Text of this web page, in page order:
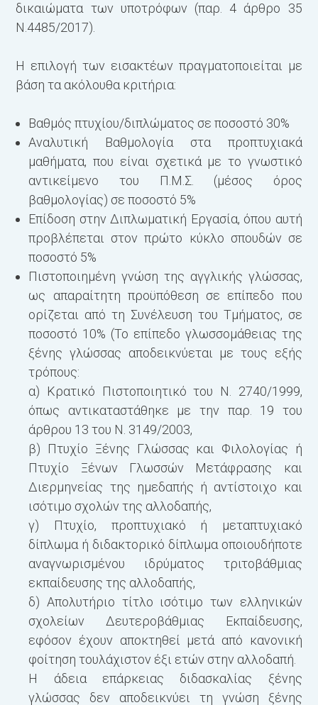
δικαιώματα των υποτρόφων (παρ. 4 άρθρο 35
Ν.4485/2017).
Η επιλογή των εισακτέων πραγματοποιείται με
βάση τα ακόλουθα κριτήρια:
Βαθμός πτυχίου/διπλώματος σε ποσοστό 30%
Αναλυτική Βαθμολογία στα προπτυχιακά
μαθήματα, που είναι σχετικά με το γνωστικό
αντικείμενο του Π.Μ.Σ. (μέσος όρος
βαθμολογίας) σε ποσοστό 5%
Επίδοση στην Διπλωματική Εργασία, όπου αυτή
προβλέπεται στον πρώτο κύκλο σπουδών σε
ποσοστό 5%
Πιστοποιημένη γνώση της αγγλικής γλώσσας,
ως απαραίτητη προϋπόθεση σε επίπεδο που
ορίζεται από τη Συνέλευση του Τμήματος, σε
ποσοστό 10% (Το επίπεδο γλωσσομάθειας της
ξένης γλώσσας αποδεικνύεται με τους εξής
τρόπους:
α) Κρατικό Πιστοποιητικό του Ν. 2740/1999,
όπως αντικαταστάθηκε με την παρ. 19 του
άρθρου 13 του Ν. 3149/2003,
β) Πτυχίο Ξένης Γλώσσας και Φιλολογίας ή
Πτυχίο Ξένων Γλωσσών Μετάφρασης και
Διερμηνείας της ημεδαπής ή αντίστοιχο και
ισότιμο σχολών της αλλοδαπής,
γ) Πτυχίο, προπτυχιακό ή μεταπτυχιακό
δίπλωμα ή διδακτορικό δίπλωμα οποιουδήποτε
αναγνωρισμένου ιδρύματος τριτοβάθμιας
εκπαίδευσης της αλλοδαπής,
δ) Απολυτήριο τίτλο ισότιμο των ελληνικών
σχολείων Δευτεροβάθμιας Εκπαίδευσης,
εφόσον έχουν αποκτηθεί μετά από κανονική
φοίτηση τουλάχιστον έξι ετών στην αλλοδαπή.
Η άδεια επάρκειας διδασκαλίας ξένης
γλώσσας δεν αποδεικνύει τη γνώση ξένης